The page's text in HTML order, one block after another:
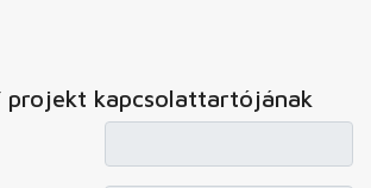
projekt kapcsolattartójának